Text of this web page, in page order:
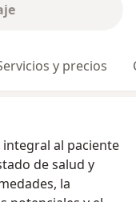
y precios
al paciente
de salud y
la